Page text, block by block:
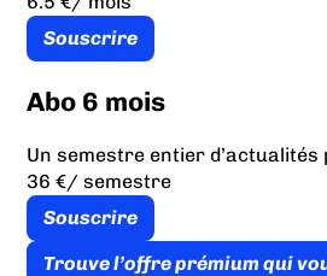
Souscrire
Abo 6 mois
Un semestre entier d’actualités
36 €/ semestre
Souscrire
Trouve l’offre prémium qui